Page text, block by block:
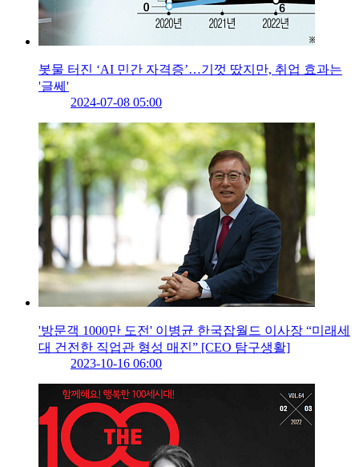
봇물 터진 ‘AI 민간 자격증’…기껏 땄지만, 취업 효과는
'글쎄'
2024-07-08 05:00
'방문객 1000만 도전' 이병균 한국잡월드 이사장 “미래세
대 건전한 직업관 형성 매진” [CEO 탐구생활]
2023-10-16 06:00